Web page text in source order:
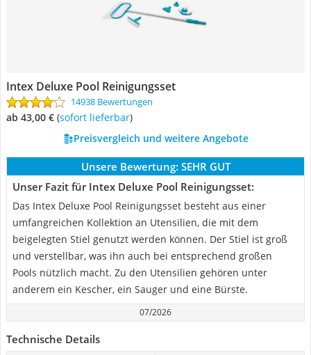
Intex Deluxe Pool Reinigungsset
14938 Bewertungen
ab 43,00 € ( Sofort lieferbar)
Preisvergleich und weitere Angebote
Unsere Bewertung: SEHR GUT
Unser Fazit für Intex Deluxe Pool Reinigungsset:
Das Intex Deluxe Pool Reinigungsset besteht aus einer
umfangreichen Kollektion an Utensilien, die mit dem
beigelegten Stiel genutzt werden können. Der Stiel ist groß
und verstellbar, was ihn auch bei entsprechend großen
Pools nützlich macht. Zu den Utensilien gehören unter
anderem ein Kescher, ein Sauger und eine Bürste.
07/2026
Technische Details